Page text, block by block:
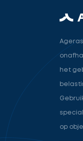
het
op